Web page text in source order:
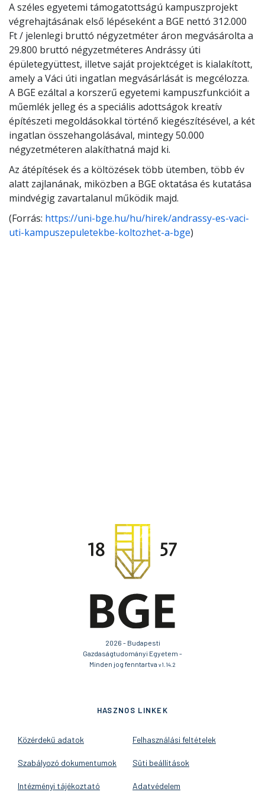
A széles egyetemi támogatottságú kampuszprojekt
végrehajtásának első lépéseként a BGE nettó 312.000
Ft / jelenlegi bruttó négyzetméter áron megvásárolta a
29.800 bruttó négyzetméteres Andrássy úti
épületegyüttest, illetve saját projektcéget is kialakított,
amely a Váci úti ingatlan megvásárlását is megcélozza.
A BGE ezáltal a korszerű egyetemi kampuszfunkcióit a
műemlék jelleg és a speciális adottságok kreatív
építészeti megoldásokkal történő kiegészítésével, a két
ingatlan összehangolásával, mintegy 50.000
négyzetméteren alakíthatná majd ki.
Az átépítések és a költözések több ütemben, több év
alatt zajlanának, miközben a BGE oktatása és kutatása
mindvégig zavartalanul működik majd.
(Forrás: https://uni-bge.hu/hu/hirek/andrassy-es-vaci-
uti-kampuszepuletekbe-koltozhet-a-bge)
2026 - Budapesti
Gazdaságtudományi Egyetem -
Minden jog fenntartva v1.14.2
HASZNOS LINKEK
Közérdekű adatok
Szabályozó dokumentumok
Intézményi tájékoztató
Felhasználási feltételek
Süti beállítások
Adatvédelem